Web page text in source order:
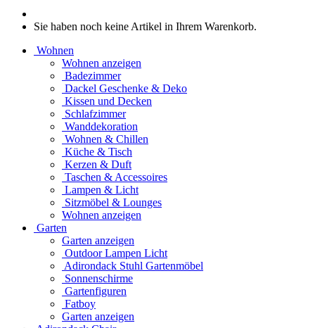
Sie haben noch keine Artikel in Ihrem Warenkorb.
Wohnen
Wohnen anzeigen
Badezimmer
Dackel Geschenke & Deko
Kissen und Decken
Schlafzimmer
Wanddekoration
Wohnen & Chillen
Küche & Tisch
Kerzen & Duft
Taschen & Accessoires
Lampen & Licht
Sitzmöbel & Lounges
Wohnen anzeigen
Garten
Garten anzeigen
Outdoor Lampen Licht
Adirondack Stuhl Gartenmöbel
Sonnenschirme
Gartenfiguren
Fatboy
Garten anzeigen